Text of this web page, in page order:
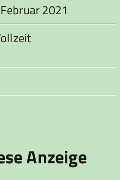
2021
Anzeige